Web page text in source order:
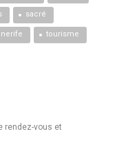
sacré
tourisme
rendez-vous et